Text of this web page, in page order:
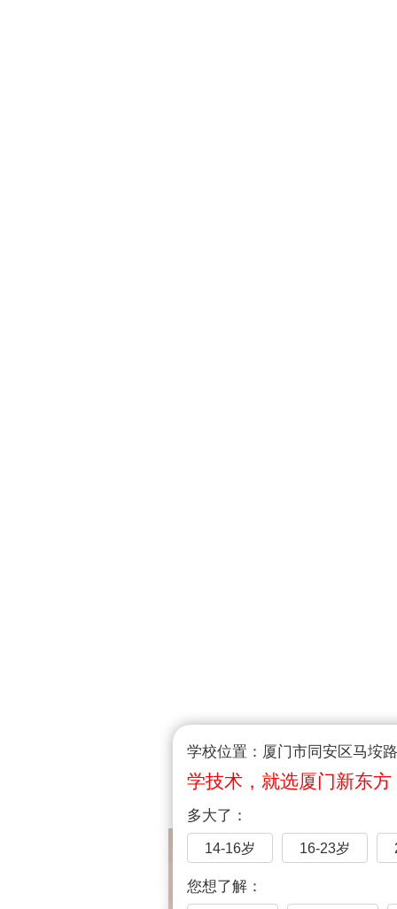
学校位置：厦门市同安区马垵
学技术，就选厦门新东方
多大了：
14-16岁 16-23岁
您想了解：